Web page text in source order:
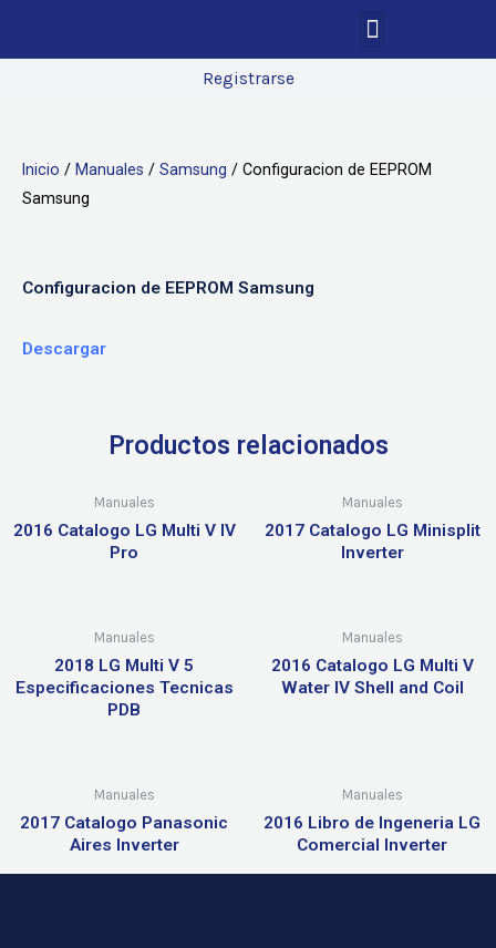
Registrarse
Inicio / Manuales / Samsung / Configuracion de EEPROM
Samsung
Configuracion de EEPROM Samsung
Descargar
Productos relacionados
Manuales
2016 Catalogo LG Multi V IV
Pro
Manuales
2017 Catalogo LG Minisplit
Inverter
Manuales
2018 LG Multi V 5
Especificaciones Tecnicas
PDB
Manuales
2016 Catalogo LG Multi V
Water IV Shell and Coil
Manuales
2017 Catalogo Panasonic
Aires Inverter
Manuales
2016 Libro de Ingeneria LG
Comercial Inverter